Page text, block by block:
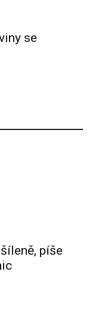
se
píše